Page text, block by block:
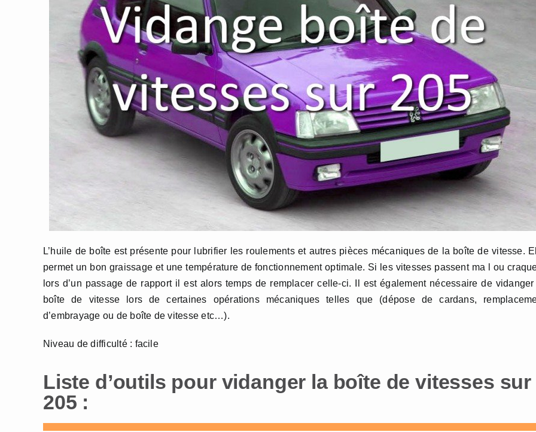
L’huile de boîte est présente pour lubrifier les roulements et autres pièces mécaniques de la boîte de vitesse.
permet un bon graissage et une température de fonctionnement optimale. Si les vitesses passent ma l ou
lors d’un passage de rapport il est alors temps de remplacer celle-ci. Il est également nécessaire de
boîte de vitesse lors de certaines opérations mécaniques telles que (dépose de cardans,
d’embrayage ou de boîte de vitesse etc…).
Niveau de difficulté : facile
Liste d’outils pour vidanger la boîte de vitesses sur
205 :